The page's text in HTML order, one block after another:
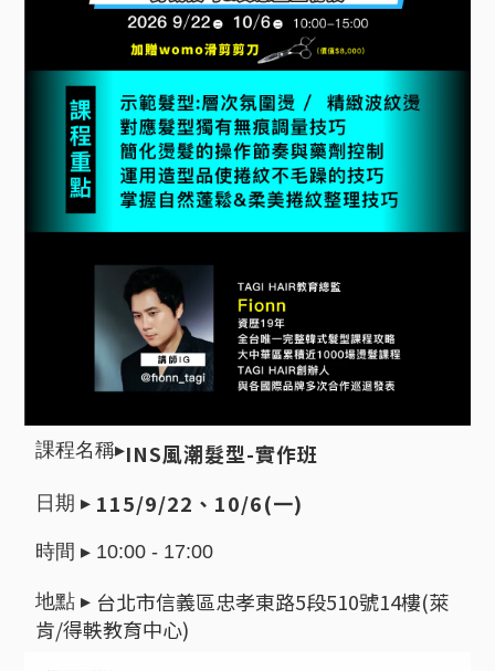
課程名稱▸INS風潮髮型-實作班
日期 ▸ 115/9/22、10/6(一)
時間 ▸ 10:00 - 17:00
地點 ▸ 台北市信義區忠孝東路5段510號14樓(萊
肯/得軼教育中心)